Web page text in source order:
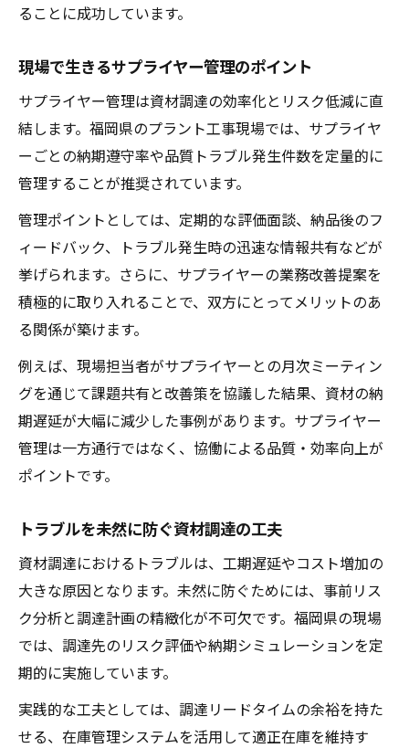
ることに成功しています。
現場で生きるサプライヤー管理のポイント
サプライヤー管理は資材調達の効率化とリスク低減に直
結します。福岡県のプラント工事現場では、サプライヤ
ーごとの納期遵守率や品質トラブル発生件数を定量的に
管理することが推奨されています。
管理ポイントとしては、定期的な評価面談、納品後のフ
ィードバック、トラブル発生時の迅速な情報共有などが
挙げられます。さらに、サプライヤーの業務改善提案を
積極的に取り入れることで、双方にとってメリットのあ
る関係が築けます。
例えば、現場担当者がサプライヤーとの月次ミーティン
グを通じて課題共有と改善策を協議した結果、資材の納
期遅延が大幅に減少した事例があります。サプライヤー
管理は一方通行ではなく、協働による品質・効率向上が
ポイントです。
トラブルを未然に防ぐ資材調達の工夫
資材調達におけるトラブルは、工期遅延やコスト増加の
大きな原因となります。未然に防ぐためには、事前リス
ク分析と調達計画の精緻化が不可欠です。福岡県の現場
では、調達先のリスク評価や納期シミュレーションを定
期的に実施しています。
実践的な工夫としては、調達リードタイムの余裕を持た
せる、在庫管理システムを活用して適正在庫を維持す